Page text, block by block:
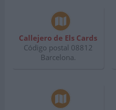
Callejero de Els Cards
Código postal 08812
Barcelona.